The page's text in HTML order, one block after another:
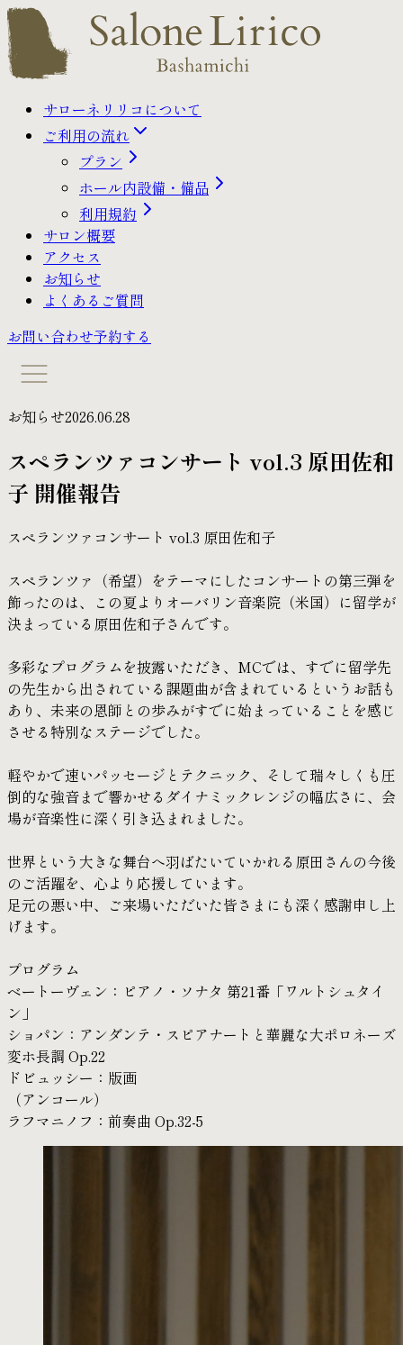
サローネリリコについて
ご利用の流れ
プラン
ホール内設備・備品
利用規約
サロン概要
アクセス
お知らせ
よくあるご質問
お問い合わせ予約する
お知らせ2026.06.28
スペランツァコンサート vol.3 原田佐和
子 開催報告
スペランツァコンサート vol.3 原田佐和子
スペランツァ（希望）をテーマにしたコンサートの第三弾を
飾ったのは、この夏よりオーバリン音楽院（米国）に留学が
決まっている原田佐和子さんです。
多彩なプログラムを披露いただき、MCでは、すでに留学先
の先生から出されている課題曲が含まれているというお話も
あり、未来の恩師との歩みがすでに始まっていることを感じ
させる特別なステージでした。
軽やかで速いパッセージとテクニック、そして瑞々しくも圧
倒的な強音まで響かせるダイナミックレンジの幅広さに、会
場が音楽性に深く引き込まれました。
世界という大きな舞台へ羽ばたいていかれる原田さんの今後
のご活躍を、心より応援しています。
足元の悪い中、ご来場いただいた皆さまにも深く感謝申し上
げます。
プログラム
ベートーヴェン：ピアノ・ソナタ 第21番「ワルトシュタイ
ン」
ショパン：アンダンテ・スピアナートと華麗な大ポロネーズ
変ホ長調 Op.22
ドビュッシー：版画
（アンコール）
ラフマニノフ：前奏曲 Op.32-5